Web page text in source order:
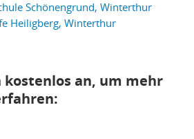
Schönengrund, Winterthur
Heiligberg, Winterthur
kostenlos an, um mehr